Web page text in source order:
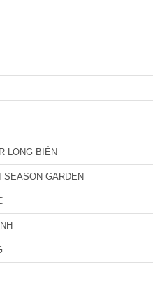
LONG BIÊN
GARDEN